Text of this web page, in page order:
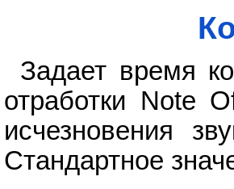
Задает время
отработки Note
исчезновения
Стандартное